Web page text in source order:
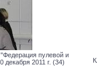
пулевой и
декабря 2011 г. (34)